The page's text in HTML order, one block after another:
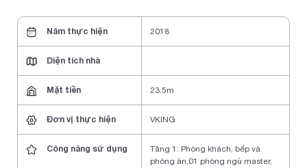
Năm thực hiện 2018
Diện tích nhà
Mặt tiền 23.5m
Đơn vị thực hiện VKING
Công năng sử dụng
Tầng 1: Phòng khách, bếp và
phòng ăn,01 phòng ngủ master,